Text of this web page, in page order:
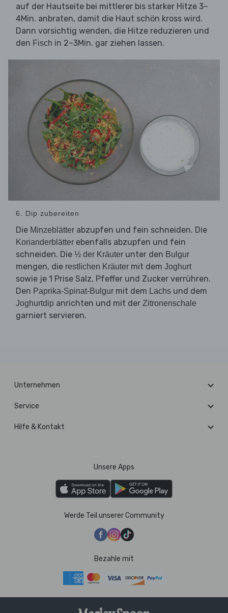
auf der Hautseite bei mittlerer bis starker Hitze 3–
4Min. anbraten, damit die Haut schön kross wird.
Dann vorsichtig wenden, die Hitze reduzieren und
den Fisch in 2–3Min. gar ziehen lassen.
6. Dip zubereiten
Die Minzeblätter abzupfen und fein schneiden. Die
Korianderblätter ebenfalls abzupfen und fein
schneiden. Die ½ der Kräuter unter den Bulgur
mengen, die restlichen Kräuter mit dem Joghurt
sowie je 1 Prise Salz, Pfeffer und Zucker verrühren.
Den Paprika-Spinat-Bulgur mit dem Lachs und dem
Joghurtdip anrichten und mit der Zitronenschale
garniert servieren.
Unternehmen
Service
Hilfe & Kontakt
Unsere Apps
Werde Teil unserer Community
Bezahle mit